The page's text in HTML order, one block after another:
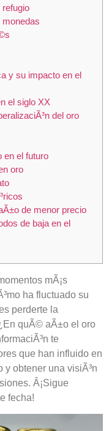
monedas
y su impacto en el
el siglo XX
del oro
en el futuro
oro
de menor precio
de baja en el
mÃ¡s
ha fluctuado su
perderte la
quÃ© aÃ±o el oro
te
que han influido en
y obtener una visiÃ³n
Â¡Sigue
fecha!